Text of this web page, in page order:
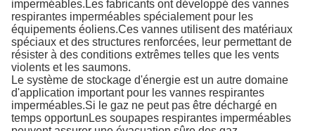
imperméables.Les fabricants ont développé des vannes
respirantes imperméables spécialement pour les
équipements éoliens.Ces vannes utilisent des matériaux
spéciaux et des structures renforcées, leur permettant de
résister à des conditions extrêmes telles que les vents
violents et les saumons.
Le système de stockage d'énergie est un autre domaine
d'application important pour les vannes respirantes
imperméables.Si le gaz ne peut pas être déchargé en
temps opportunLes soupapes respirantes imperméables